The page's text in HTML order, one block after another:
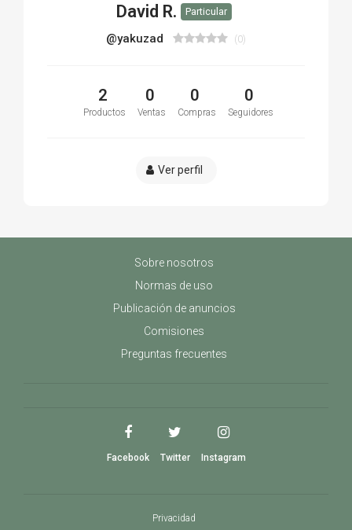
David R. Particular
@yakuzad (0)
2
Productos
0
Ventas
0
Compras
0
Seguidores
Ver perfil
Sobre nosotros
Normas de uso
Publicación de anuncios
Comisiones
Preguntas frecuentes
Facebook Twitter Instagram
Privacidad